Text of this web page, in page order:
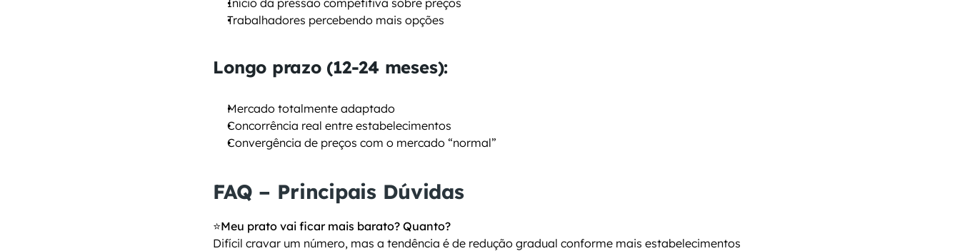
Início da pressão competitiva sobre preços
Trabalhadores percebendo mais opções
Longo prazo (12-24 meses):
Mercado totalmente adaptado
Concorrência real entre estabelecimentos
Convergência de preços com o mercado “normal”
FAQ – Principais Dúvidas
⭐Meu prato vai ficar mais barato? Quanto?
Difícil cravar um número, mas a tendência é de redução gradual conforme mais estabelecimentos